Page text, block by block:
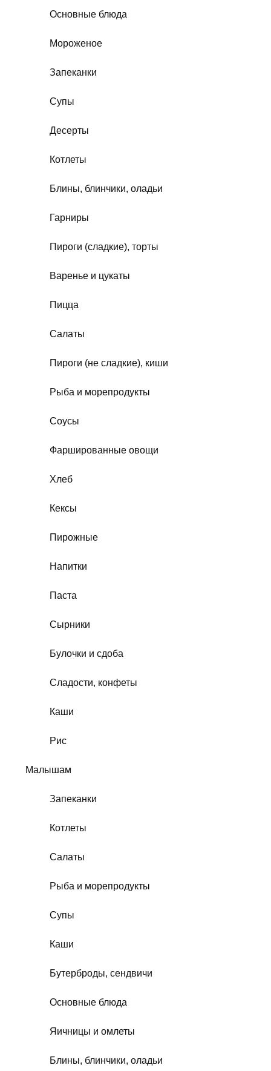
Основные блюда
Мороженое
Запеканки
Супы
Десерты
Котлеты
Блины, блинчики, оладьи
Гарниры
Пироги (сладкие), торты
Варенье и цукаты
Пицца
Салаты
Пироги (не сладкие), киши
Рыба и морепродукты
Соусы
Фаршированные овощи
Хлеб
Кексы
Пирожные
Напитки
Паста
Сырники
Булочки и сдоба
Сладости, конфеты
Каши
Рис
Малышам
Запеканки
Котлеты
Салаты
Рыба и морепродукты
Супы
Каши
Бутерброды, сендвичи
Основные блюда
Яичницы и омлеты
Блины, блинчики, оладьи